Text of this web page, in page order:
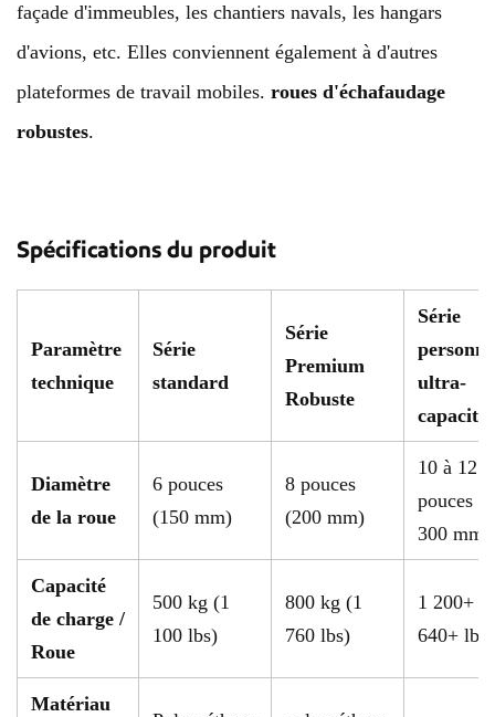
façade d'immeubles, les chantiers navals, les hangars
d'avions, etc. Elles conviennent également à d'autres
plateformes de travail mobiles. roues d'échafaudage
robustes.
Spécifications du produit
Paramètre
technique
Série
standard
Série
Premium
Robuste
Série
ultra-
capacité
Diamètre
de la roue
6 pouces
(150 mm)
8 pouces
(200 mm)
10 à 12
pouces
300 mm)
Capacité
de charge /
Roue
500 kg (1
100 lbs)
800 kg (1
760 lbs)
1 200+
640+ lbs)
Matériau